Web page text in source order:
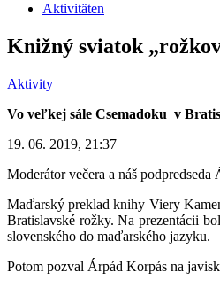
Aktivitäten
Knižný sviatok
Aktivity
Vo veľkej sále Csemadoku v
19. 06. 2019, 21:37
Moderátor večera a náš podpredseda
Maďarský preklad knihy Viery
Bratislavské rožky. Na prezentácii
slovenského do maďarského jazyku.
Potom pozval Árpád Korpás na